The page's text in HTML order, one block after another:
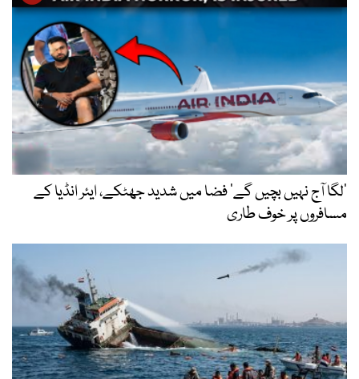
گے‘ فضا میں شدید جھٹکے، ایئر انڈیا کے
طاری